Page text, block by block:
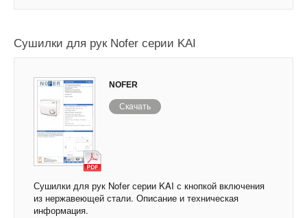
Сушилки для рук Nofer серии KAI
NOFER
Скачать
Сушилки для рук Nofer серии KAI с кнопкой включения
из нержавеющей стали. Описание и техническая
информация.